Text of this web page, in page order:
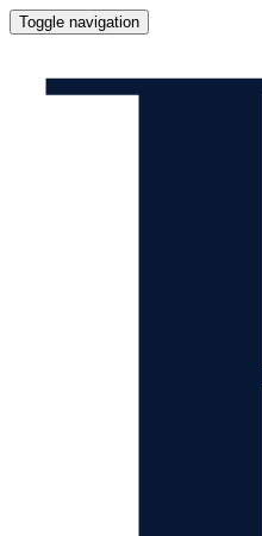
Toggle navigation